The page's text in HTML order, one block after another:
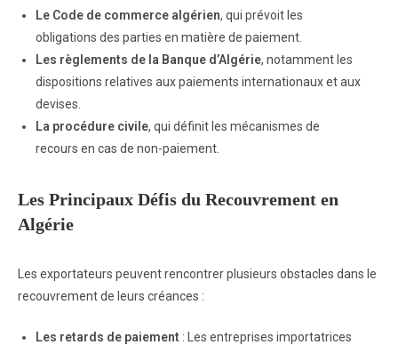
Le Code de commerce algérien, qui prévoit les
obligations des parties en matière de paiement.
Les règlements de la Banque d’Algérie, notamment les
dispositions relatives aux paiements internationaux et aux
devises.
La procédure civile, qui définit les mécanismes de
recours en cas de non-paiement.
Les Principaux Défis du Recouvrement en
Algérie
Les exportateurs peuvent rencontrer plusieurs obstacles dans le
recouvrement de leurs créances :
Les retards de paiement : Les entreprises importatrices